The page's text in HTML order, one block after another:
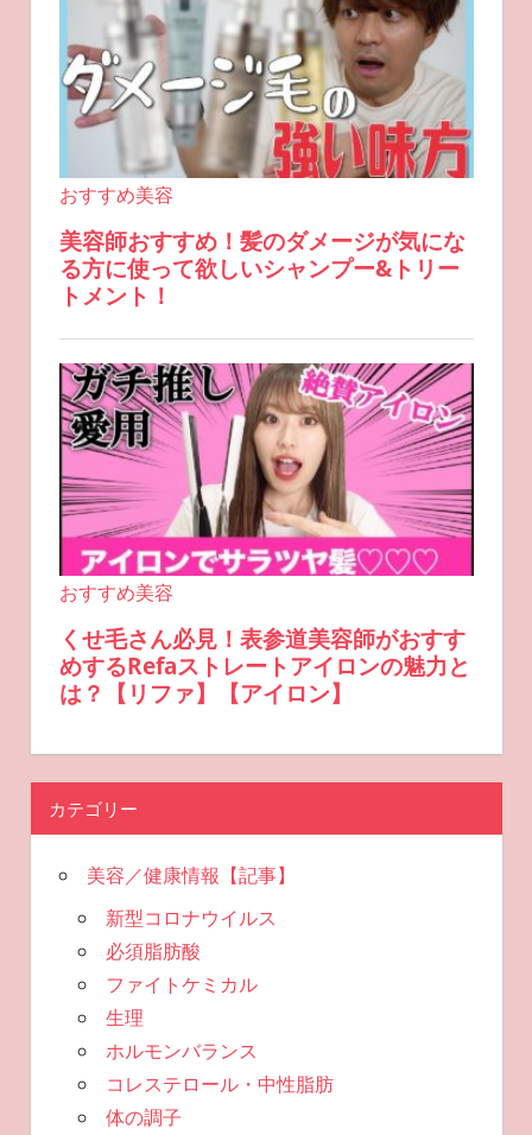
カテゴリー
美容／健康情報【記事】
新型コロナウイルス
必須脂肪酸
ファイトケミカル
生理
ホルモンバランス
コレステロール・中性脂肪
体の調子